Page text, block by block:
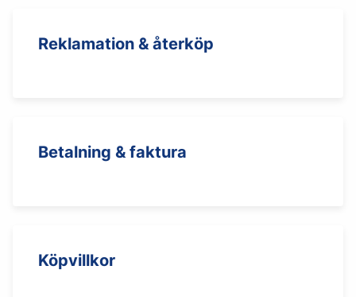
Reklamation & återköp
Betalning & faktura
Köpvillkor